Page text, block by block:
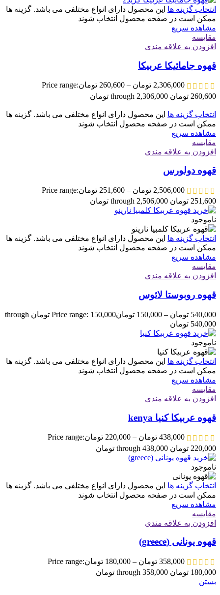
انتخاب گزینه ها این محصول دارای انواع مختلفی می باشد. گزینه ها
ممکن است در صفحه محصول انتخاب شوند
مشاهده سریع
مقایسه
افزودن به علاقه مندی
قهوه جامائیکا عربیکا
2,306,000 تومان –
260,600 تومانPrice range:
260,600 تومان through 2,306,000 تومان
انتخاب گزینه ها این محصول دارای انواع مختلفی می باشد. گزینه ها
ممکن است در صفحه محصول انتخاب شوند
مشاهده سریع
مقایسه
افزودن به علاقه مندی
قهوه دولورس
2,506,000 تومان –
251,600 تومانPrice range:
251,600 تومان through 2,506,000 تومان
ناموجود
انتخاب گزینه ها این محصول دارای انواع مختلفی می باشد. گزینه ها
ممکن است در صفحه محصول انتخاب شوند
مشاهده سریع
مقایسه
افزودن به علاقه مندی
قهوه روبوستا لائوس
540,000 تومان –
150,000 تومان
Price range: 150,000 تومان through
540,000 تومان
ناموجود
انتخاب گزینه ها این محصول دارای انواع مختلفی می باشد. گزینه ها
ممکن است در صفحه محصول انتخاب شوند
مشاهده سریع
مقایسه
افزودن به علاقه مندی
قهوه عربیکا کنیا kenya
438,000 تومان –
220,000 تومانPrice range:
220,000 تومان through 438,000 تومان
ناموجود
انتخاب گزینه ها این محصول دارای انواع مختلفی می باشد. گزینه ها
ممکن است در صفحه محصول انتخاب شوند
مشاهده سریع
مقایسه
افزودن به علاقه مندی
قهوه یونانی (greece)
358,000 تومان –
180,000 تومانPrice range:
180,000 تومان through 358,000 تومان
بستن